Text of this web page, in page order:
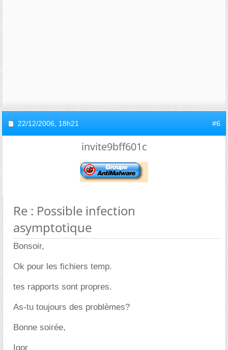
22/12/2006, 18h21 #6
invite9bff601c
Re : Possible infection
asymptotique
Bonsoir,
Ok pour les fichiers temp.
tes rapports sont propres.
As-tu toujours des problèmes?
Bonne soirée,
Igor